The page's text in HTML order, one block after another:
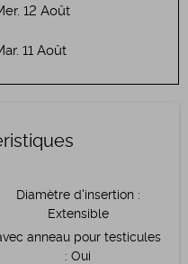
12 Août
11 Août
Diamètre d'insertion:
Extensible
anneau pour testicules
: Oui